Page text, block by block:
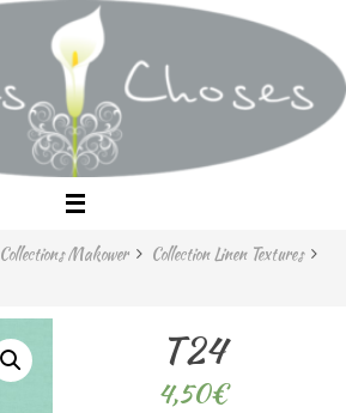
Collections Makower
Collection Linen Textures
T24
4,50€